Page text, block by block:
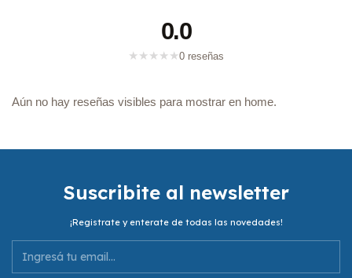
0.0
★ ★ ★ ★ ★0 reseñas
Aún no hay reseñas visibles para mostrar en home.
Suscribite al newsletter
¡Registrate y enterate de todas las novedades!